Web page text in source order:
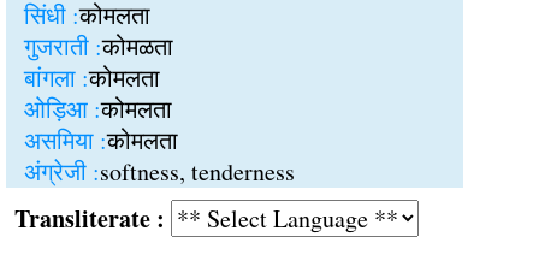
सिंधी :कोमलता
गुजराती :कोमळता
बांगला :कोमलता
ओड़िआ :कोमलता
असमिया :कोमलता
अंग्रेजी :softness, tenderness
: